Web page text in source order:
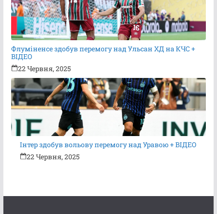
Флуміненсе здобув перемогу над Ульсан ХД на КЧС +
ВІДЕО
22 Червня, 2025
Інтер здобув вольову перемогу над Уравою + ВІДЕО
22 Червня, 2025